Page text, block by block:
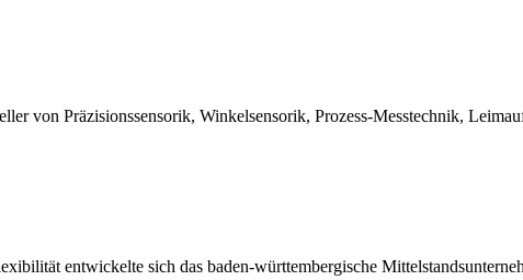
von Präzisionssensorik, Winkelsensorik, Prozess-Messtechnik,
entwickelte sich das baden-württembergische